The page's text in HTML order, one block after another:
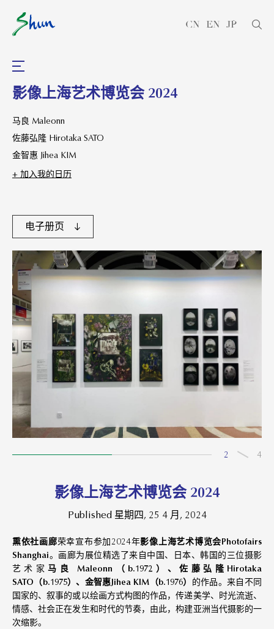
CN EN JP
影像上海艺术博览会 2024
马良 Maleonn
佐藤弘隆 Hirotaka SATO
金智惠 Jihea KIM
+ 加⼊我的⽇历
电⼦册⻚
2 4
影像上海艺术博览会 2024
Published 星期四, 25 4 月, 2024
熏依社画廊荣幸宣布参加2024年影像上海艺术博览会Photofairs
Shanghai。画廊为展位精选了来自中国、日本、韩国的三位摄影
艺术家马良 Maleonn（b.1972）、佐藤弘隆Hirotaka
SATO（b.1975）、金智惠Jihea KIM（b.1976） 的作品。来自不同
国家的、叙事的或以绘画方式构图的作品，传递美学、时光流逝、
情感、社会正在发生和时代的节奏，由此，构建亚洲当代摄影的一
次缩影。